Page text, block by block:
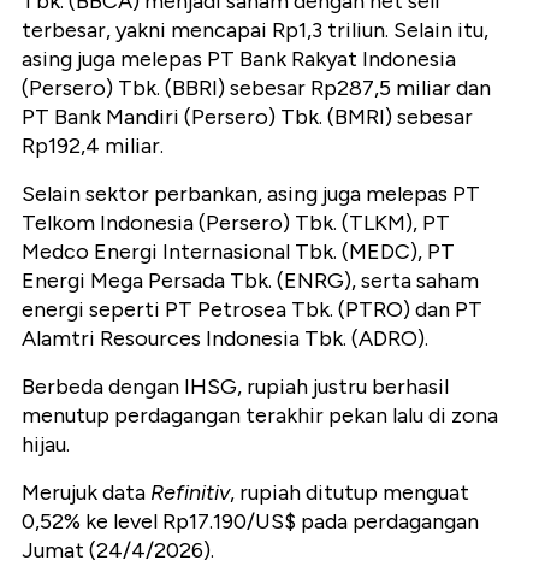
terbesar, yakni mencapai Rp1,3 triliun. Selain itu,
asing juga melepas PT Bank Rakyat Indonesia
(Persero) Tbk. (BBRI) sebesar Rp287,5 miliar dan
PT Bank Mandiri (Persero) Tbk. (BMRI) sebesar
Rp192,4 miliar.
Selain sektor perbankan, asing juga melepas PT
Telkom Indonesia (Persero) Tbk. (TLKM), PT
Medco Energi Internasional Tbk. (MEDC), PT
Energi Mega Persada Tbk. (ENRG), serta saham
energi seperti PT Petrosea Tbk. (PTRO) dan PT
Alamtri Resources Indonesia Tbk. (ADRO).
Berbeda dengan IHSG, rupiah justru berhasil
menutup perdagangan terakhir pekan lalu di zona
hijau.
Merujuk data Refinitiv, rupiah ditutup menguat
0,52% ke level Rp17.190/US$ pada perdagangan
Jumat (24/4/2026).